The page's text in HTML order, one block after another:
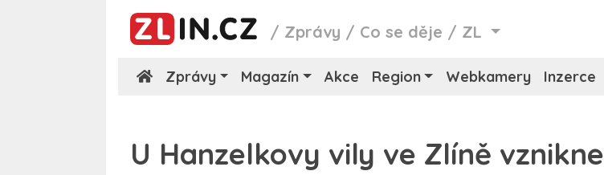
/ Zprávy / Co se děje / ZL
Zprávy Magazín Akce Region Webkamery Inzerce
U Hanzelkovy vily ve Zlíně vznikne